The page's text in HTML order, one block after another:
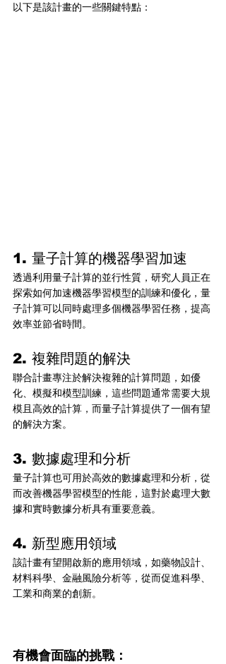
以下是該計畫的一些關鍵特點：
1. 量子計算的機器學習加速
透過利用量子計算的並行性質，研究人員正在
探索如何加速機器學習模型的訓練和優化，量
子計算可以同時處理多個機器學習任務，提高
效率並節省時間。
2. 複雜問題的解決
聯合計畫專注於解決複雜的計算問題，如優
化、模擬和模型訓練，這些問題通常需要大規
模且高效的計算，而量子計算提供了一個有望
的解決方案。
3. 數據處理和分析
量子計算也可用於高效的數據處理和分析，從
而改善機器學習模型的性能，這對於處理大數
據和實時數據分析具有重要意義。
4. 新型應用領域
該計畫有望開啟新的應用領域，如藥物設計、
材料科學、金融風險分析等，從而促進科學、
工業和商業的創新。
有機會面臨的挑戰：